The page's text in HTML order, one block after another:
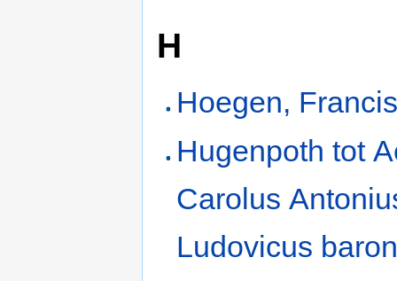
H
Hoegen,
Hugenpoth tot
Carolus
Ludovicus